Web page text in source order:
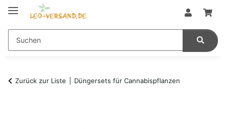
Zurück zur Liste Düngersets für Cannabispflanzen